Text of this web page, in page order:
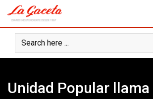
content
Unidad Popular llama